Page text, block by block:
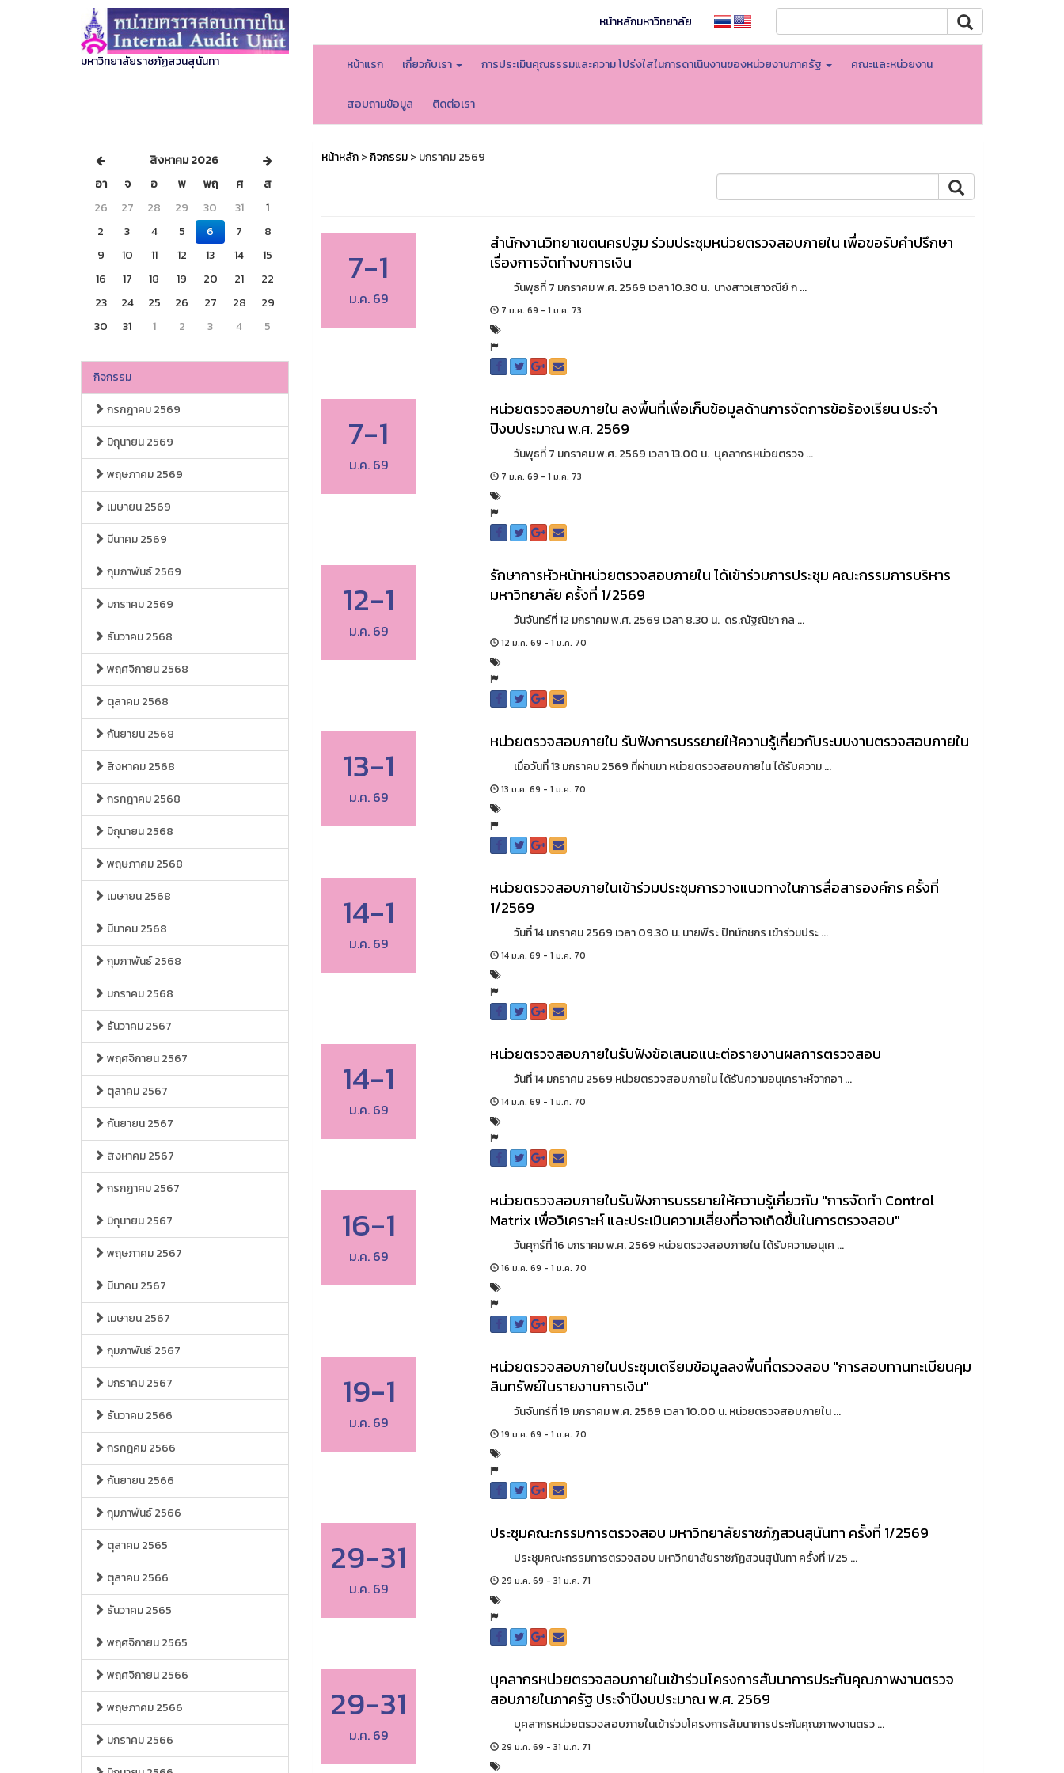
มหาวิทยาลัยราชภัฏสวนสุนันทา
หน้าหลักมหาวิทยาลัย
หน้าแรก เกี่ยวกับเรา การประเมินคุณธรรมและความ โปร่งใสในการดาเนินงานของหน่วยงานภาครัฐ คณะและหน่วยงาน
สอบถามข้อมูล ติดต่อเรา
สิงหาคม 2026
อา
จ อ พ พฤ ศ
ส
26
27 28 29 30 31
1
2
3 4 5 6 7
8
9
10 11 12 13 14
15
16
17 18 19 20 21
22
23
24 25 26 27 28
29
30
31 1 2 3 4 5
กิจกรรม
กรกฎาคม 2569
มิถุนายน 2569
พฤษภาคม 2569
เมษายน 2569
มีนาคม 2569
กุมภาพันธ์ 2569
มกราคม 2569
ธันวาคม 2568
พฤศจิกายน 2568
ตุลาคม 2568
กันยายน 2568
สิงหาคม 2568
กรกฎาคม 2568
มิถุนายน 2568
พฤษภาคม 2568
เมษายน 2568
มีนาคม 2568
กุมภาพันธ์ 2568
มกราคม 2568
ธันวาคม 2567
พฤศจิกายน 2567
ตุลาคม 2567
กันยายน 2567
สิงหาคม 2567
กรกฏาคม 2567
มิถุนายน 2567
พฤษภาคม 2567
มีนาคม 2567
เมษายน 2567
กุมภาพันธ์ 2567
มกราคม 2567
ธันวาคม 2566
กรกฎคม 2566
กันยายน 2566
กุมภาพันธ์ 2566
ตุลาคม 2565
ตุลาคม 2566
ธันวาคม 2565
พฤศจิกายน 2565
พฤศจิกายน 2566
พฤษภาคม 2566
มกราคม 2566
หน้าหลัก>กิจกรรม> มกราคม 2569
7-1
ม.ค. 69
สำนักงานวิทยาเขตนครปฐม ร่วมประชุมหน่วยตรวจสอบภายใน เพื่อขอรับคำปรึกษา
เรื่องการจัดทำงบการเงิน
วันพุธที่ 7 มกราคม พ.ศ. 2569 เวลา 10.30 น. นางสาวเสาวณีย์ ก ...
7 ม.ค. 69 - 1 ม.ค. 73
7-1
ม.ค. 69
หน่วยตรวจสอบภายใน ลงพื้นที่เพื่อเก็บข้อมูลด้านการจัดการข้อร้องเรียน ประจำ
ปีงบประมาณ พ.ศ. 2569
วันพุธที่ 7 มกราคม พ.ศ. 2569 เวลา 13.00 น. บุคลากรหน่วยตรวจ ...
7 ม.ค. 69 - 1 ม.ค. 73
12-1
ม.ค. 69
รักษาการหัวหน้าหน่วยตรวจสอบภายใน ได้เข้าร่วมการประชุม คณะกรรมการบริหาร
มหาวิทยาลัย ครั้งที่ 1/2569
วันจันทร์ที่ 12 มกราคม พ.ศ. 2569 เวลา 8.30 น. ดร.ณัฐณิชา กล ...
12 ม.ค. 69 - 1 ม.ค. 70
13-1
ม.ค. 69
หน่วยตรวจสอบภายใน รับฟังการบรรยายให้ความรู้เกี่ยวกับระบบงานตรวจสอบภายใน
เมื่อวันที่ 13 มกราคม 2569 ที่ผ่านมา หน่วยตรวจสอบภายใน ได้รับความ ...
13 ม.ค. 69 - 1 ม.ค. 70
14-1
ม.ค. 69
หน่วยตรวจสอบภายในเข้าร่วมประชุมการวางแนวทางในการสื่อสารองค์กร ครั้งที่
1/2569
วันที่ 14 มกราคม 2569 เวลา 09.30 น. นายพีระ ปัทม์กชกร เข้าร่วมประ ...
14 ม.ค. 69 - 1 ม.ค. 70
14-1
ม.ค. 69
หน่วยตรวจสอบภายในรับฟังข้อเสนอแนะต่อรายงานผลการตรวจสอบ
วันที่ 14 มกราคม 2569 หน่วยตรวจสอบภายใน ได้รับความอนุเคราะห์จากอา ...
14 ม.ค. 69 - 1 ม.ค. 70
16-1
ม.ค. 69
หน่วยตรวจสอบภายในรับฟังการบรรยายให้ความรู้เกี่ยวกับ "การจัดทำ Control
Matrix เพื่อวิเคราะห์ และประเมินความเสี่ยงที่อาจเกิดขึ้นในการตรวจสอบ"
วันศุกร์ที่ 16 มกราคม พ.ศ. 2569 หน่วยตรวจสอบภายใน ได้รับความอนุเค ...
16 ม.ค. 69 - 1 ม.ค. 70
19-1
ม.ค. 69
หน่วยตรวจสอบภายในประชุมเตรียมข้อมูลลงพื้นที่ตรวจสอบ "การสอบทานทะเบียนคุม
สินทรัพย์ในรายงานการเงิน"
วันจันทร์ที่ 19 มกราคม พ.ศ. 2569 เวลา 10.00 น. หน่วยตรวจสอบภายใน ...
19 ม.ค. 69 - 1 ม.ค. 70
29-31
ม.ค. 69
ประชุมคณะกรรมการตรวจสอบ มหาวิทยาลัยราชภัฏสวนสุนันทา ครั้งที่ 1/2569
ประชุมคณะกรรมการตรวจสอบ มหาวิทยาลัยราชภัฏสวนสุนันทา ครั้งที่ 1/25 ...
29 ม.ค. 69 - 31 ม.ค. 71
29-31
ม.ค. 69
บุคลากรหน่วยตรวจสอบภายในเข้าร่วมโครงการสัมนาการประกันคุณภาพงานตรวจ
สอบภายในภาครัฐ ประจำปีงบประมาณ พ.ศ. 2569
บุคลากรหน่วยตรวจสอบภายในเข้าร่วมโครงการสัมนาการประกันคุณภาพงานตรว ...
29 ม.ค. 69 - 31 ม.ค. 71